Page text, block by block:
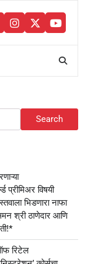
instagram
twitter
Search
प्रीमिअर विषयी
भिडणारा नाफा
श्री ठाणेदार आणि
रिटेल